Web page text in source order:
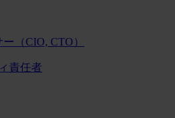
（CIO, CTO）
責任者